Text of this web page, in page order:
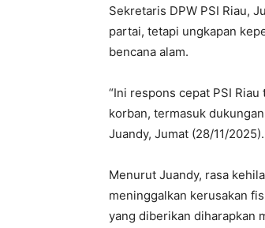
Sekretaris DPW PSI Riau,
partai, tetapi ungkapan
bencana alam.
“Ini respons cepat PSI
korban, termasuk
Juandy, Jumat (28/11/2025).
Menurut Juandy, rasa
meninggalkan kerusakan
yang diberikan diharapkan